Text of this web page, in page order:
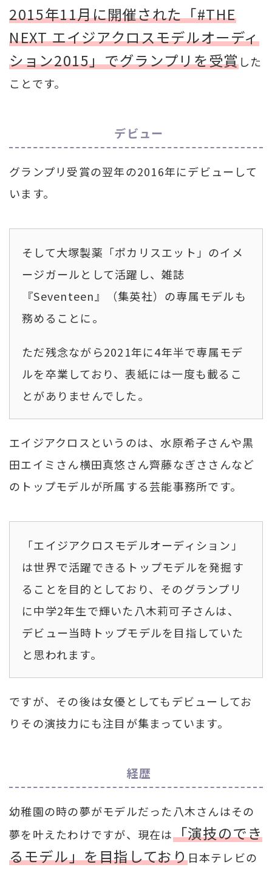
2015年11月に開催された「#THE
NEXT エイジアクロスモデルオーディ
ション2015」でグランプリを受賞した
ことです。
デビュー
グランプリ受賞の翌年の2016年にデビューして
います。
そして大塚製薬「ポカリスエット」のイメ
ージガールとして活躍し、雑誌
『Seventeen』（集英社）の専属モデルも
務めることに。
ただ残念ながら2021年に4年半で専属モデ
ルを卒業しており、表紙には一度も載るこ
とがありませんでした。
エイジアクロスというのは、水原希子さんや黒
田エイミさん横田真悠さん齊藤なぎささんなど
のトップモデルが所属する芸能事務所です。
「エイジアクロスモデルオーディション」
は世界で活躍できるトップモデルを発掘す
ることを目的としており、そのグランプリ
に中学2年生で輝いた八木莉可子さんは、
デビュー当時トップモデルを目指していた
と思われます。
ですが、その後は女優としてもデビューしてお
りその演技力にも注目が集まっています。
経歴
幼稚園の時の夢がモデルだった八木さんはその
夢を叶えたわけですが、現在は「演技のでき
るモデル」を目指しており日本テレビの